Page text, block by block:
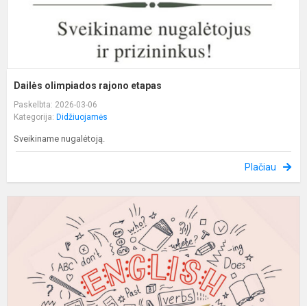
Dailės olimpiados rajono etapas
Paskelbta: 2026-03-06
Kategorija: Didžiuojamės
Sveikiname nugalėtoją.
Plačiau